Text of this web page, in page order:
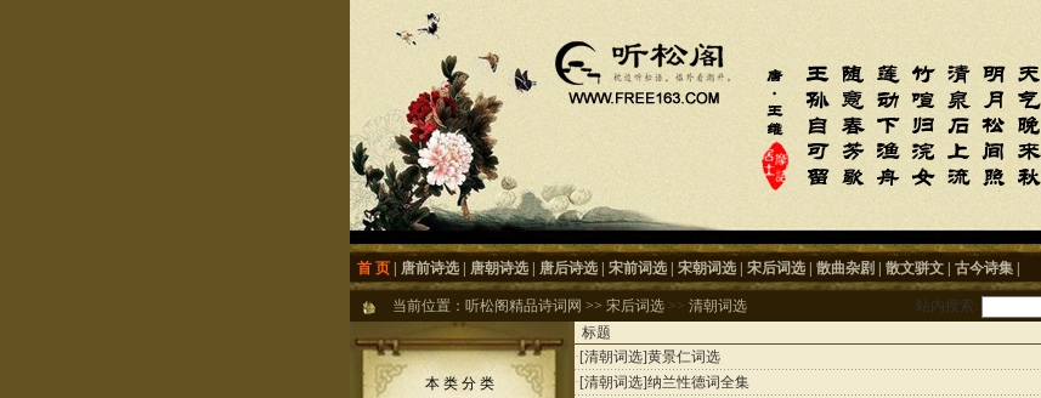
首 页 唐前诗选 唐朝诗选 唐后诗选 宋前词选 宋朝词选 宋后词选 散曲杂剧 散文骈文 古今诗集
当前位置： 听松阁精品诗词网 >> 宋后词选 >> 清朝词选 站内搜索:
本 类 分 类
标题
·[清朝词选]黄景仁词选
·[清朝词选]纳兰性德词全集